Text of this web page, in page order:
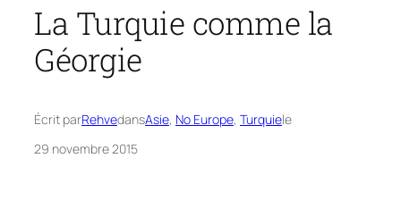
La Turquie comme la
Géorgie
Écrit parRehvedansAsie, No Europe, Turquiele
29 novembre 2015